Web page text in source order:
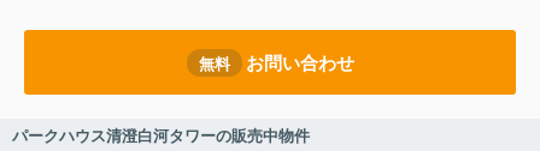
無料 お問い合わせ
パークハウス清澄白河タワーの販売中物件